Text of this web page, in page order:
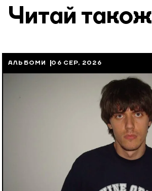
Читай також
АЛЬБОМИ 06 СЕР, 2026